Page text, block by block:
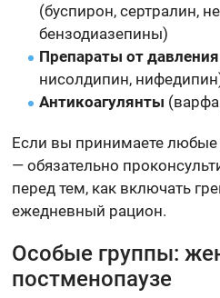
(буспирон, сертралин,
бензодиазепины)
Препараты от давления
нисолдипин,
Антикоагулянты
Если вы принимаете
— обязательно
перед тем, как включать
ежедневный рацион.
Особые группы:
постменопаузе